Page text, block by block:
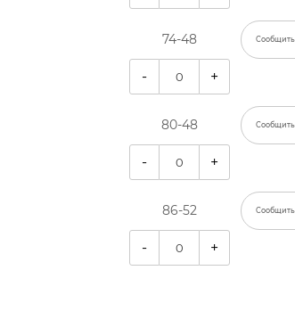
74-48 Сообщить
- +
80-48 Сообщить
- +
86-52 Сообщить
- +